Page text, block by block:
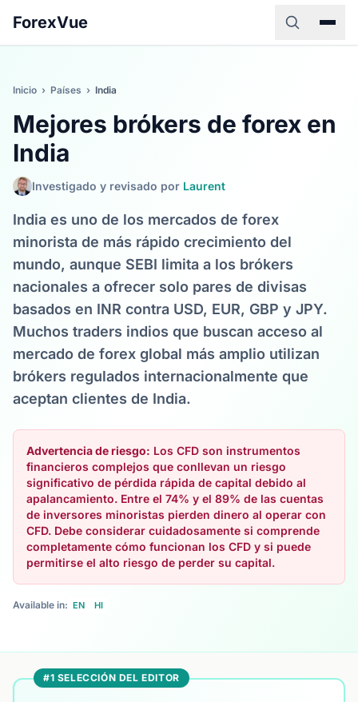
ForexVue
Inicio › Países › India
Mejores brókers de forex en
India
Investigado y revisado por Laurent
India es uno de los mercados de forex
minorista de más rápido crecimiento del
mundo, aunque SEBI limita a los brókers
nacionales a ofrecer solo pares de divisas
basados en INR contra USD, EUR, GBP y JPY.
Muchos traders indios que buscan acceso al
mercado de forex global más amplio utilizan
brókers regulados internacionalmente que
aceptan clientes de India.
Advertencia de riesgo: Los CFD son instrumentos
financieros complejos que conllevan un riesgo
significativo de pérdida rápida de capital debido al
apalancamiento. Entre el 74% y el 89% de las cuentas
de inversores minoristas pierden dinero al operar con
CFD. Debe considerar cuidadosamente si comprende
completamente cómo funcionan los CFD y si puede
permitirse el alto riesgo de perder su capital.
Available in: EN HI
#1 SELECCIÓN DEL EDITOR